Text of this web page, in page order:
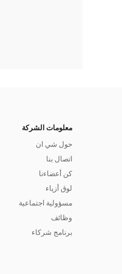
معلومات الشركة
حول شي ان
اتصال بنا
كن أعضاءنا
لوق أزياء
مسؤولية اجتماعية
وظائف
برنامج شركاء